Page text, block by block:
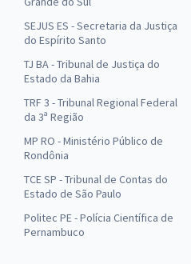
SEJUS ES - Secretaria da Justiça
do Espírito Santo
TJ BA - Tribunal de Justiça do
Estado da Bahia
TRF 3 - Tribunal Regional Federal
da 3ª Região
MP RO - Ministério Público de
Rondônia
TCE SP - Tribunal de Contas do
Estado de São Paulo
Politec PE - Polícia Científica de
Pernambuco